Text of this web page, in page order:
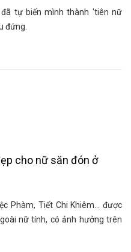
tự biến mình thành 'tiên nữ
đứng.
cho nữ săn đón ở
Phàm, Tiết Chi Khiêm... được
nữ tính, có ảnh hưởng trên